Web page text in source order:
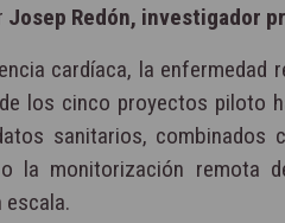
Josep Redón, investigador
cardíaca, la enfermedad
los cinco proyectos piloto
sanitarios, combinados
la monitorización remota
escala.